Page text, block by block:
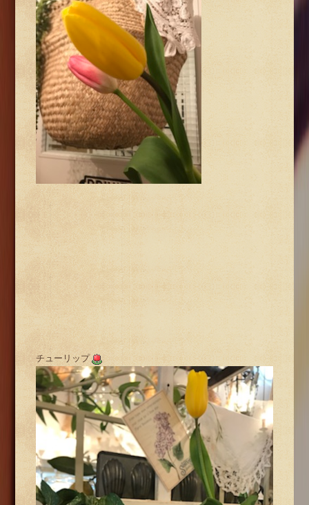
チューリップ